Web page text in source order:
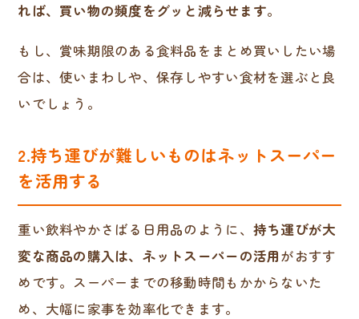
れば、買い物の頻度をグッと減らせます。
もし、賞味期限のある食料品をまとめ買いしたい場
合は、使いまわしや、保存しやすい食材を選ぶと良
いでしょう。
2.持ち運びが難しいものはネットスーパー
を活用する
重い飲料やかさばる日用品のように、 持ち運びが大
変な商品の購入は、ネットスーパーの活用がおすす
めです。スーパーまでの移動時間もかからないた
め、大幅に家事を効率化できます。